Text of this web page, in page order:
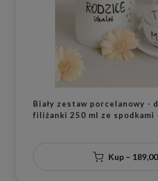
Biały zestaw porcelanowy -
filiżanki 250 ml ze spodkami
Kup –